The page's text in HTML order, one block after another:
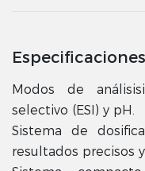
Especificaciones
Modos de
selectivo (ESI) y pH.
Sistema de
resultados precisos